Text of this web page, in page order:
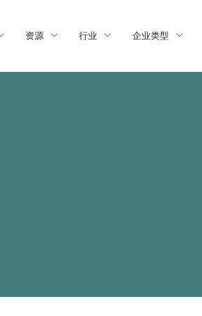
资源 行业 企业类型